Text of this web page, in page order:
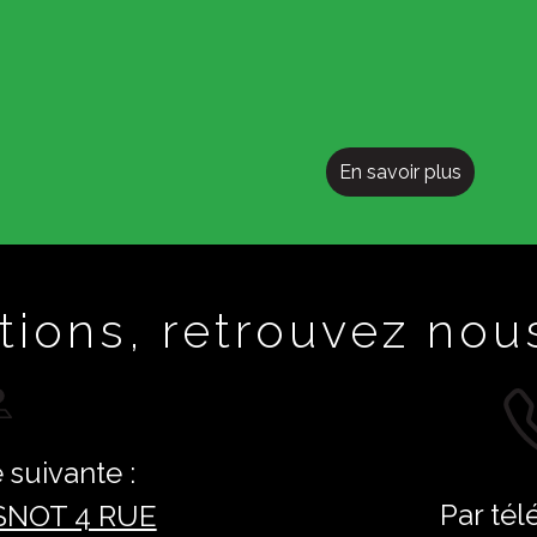
En savoir plus
retrouvez
suivante :
4 RUE
Par